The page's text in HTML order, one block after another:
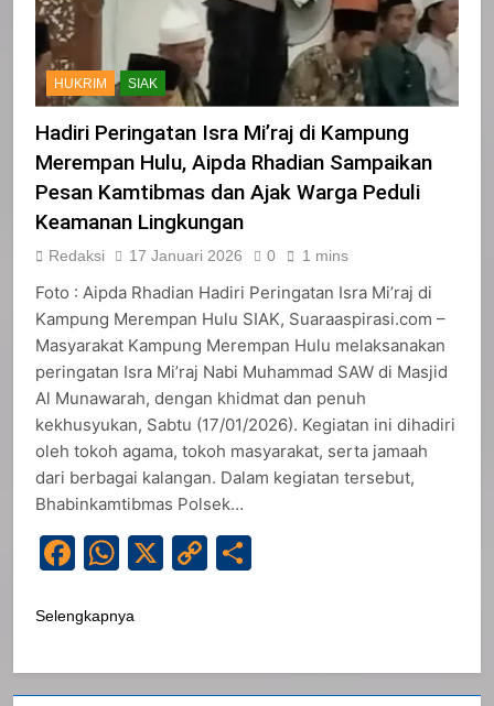
HUKRIM SIAK
Hadiri Peringatan Isra Mi’raj di Kampung
Merempan Hulu, Aipda Rhadian Sampaikan
Pesan Kamtibmas dan Ajak Warga Peduli
Keamanan Lingkungan
Redaksi 17 Januari 2026 0 1 mins
Foto : Aipda Rhadian Hadiri Peringatan Isra Mi’raj di
Kampung Merempan Hulu SIAK, Suaraaspirasi.com –
Masyarakat Kampung Merempan Hulu melaksanakan
peringatan Isra Mi’raj Nabi Muhammad SAW di Masjid
Al Munawarah, dengan khidmat dan penuh
kekhusyukan, Sabtu (17/01/2026). Kegiatan ini dihadiri
oleh tokoh agama, tokoh masyarakat, serta jamaah
dari berbagai kalangan. Dalam kegiatan tersebut,
Bhabinkamtibmas Polsek…
Facebook
WhatsApp
X
Copy
Selengkapnya